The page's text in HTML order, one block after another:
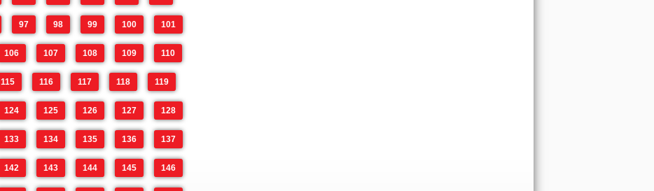
97 98 99 100 101
106 107 108 109 110
115 116 117 118 119
124 125 126 127 128
133 134 135 136 137
142 143 144 145 146